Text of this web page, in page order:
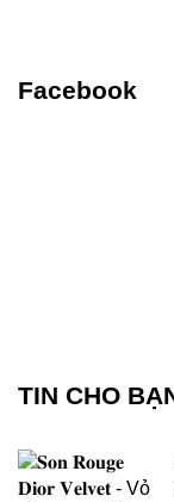
Facebook
TIN CHO